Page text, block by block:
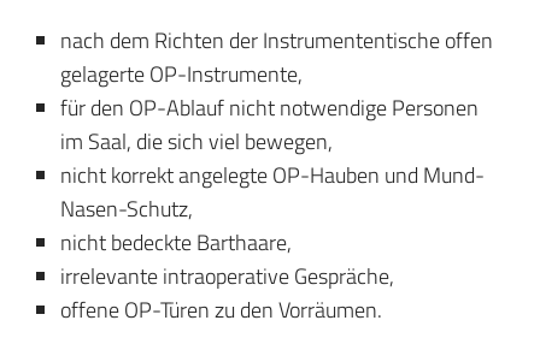
nach dem Richten der Instrumententische offen
gelagerte OP-Instrumente,
für den OP-Ablauf nicht notwendige Personen
im Saal, die sich viel bewegen,
nicht korrekt angelegte OP-Hauben und Mund-
Nasen-Schutz,
nicht bedeckte Barthaare,
irrelevante intraoperative Gespräche,
offene OP-Türen zu den Vorräumen.